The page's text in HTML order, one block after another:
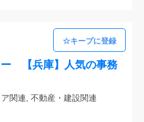
【兵庫】人気の事務
関連, 不動産・建設関連